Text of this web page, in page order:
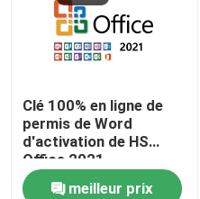
Clé 100% en ligne de
permis de Word
d'activation de HS
Office 2021
meilleur prix